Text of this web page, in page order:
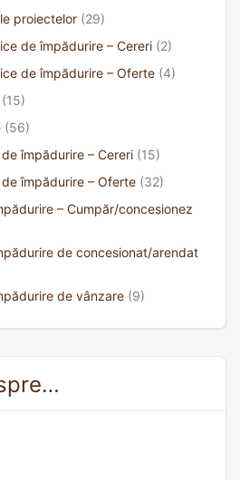
proiectelor (29)
de împădurire – Cereri (2)
de împădurire – Oferte (4)
(15)
(56)
împădurire – Cereri (15)
împădurire – Oferte (32)
– Cumpăr/concesionez
de concesionat/arendat
de vânzare (9)